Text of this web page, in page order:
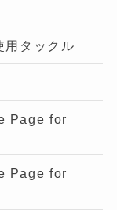
用タックル
Page for
Page for